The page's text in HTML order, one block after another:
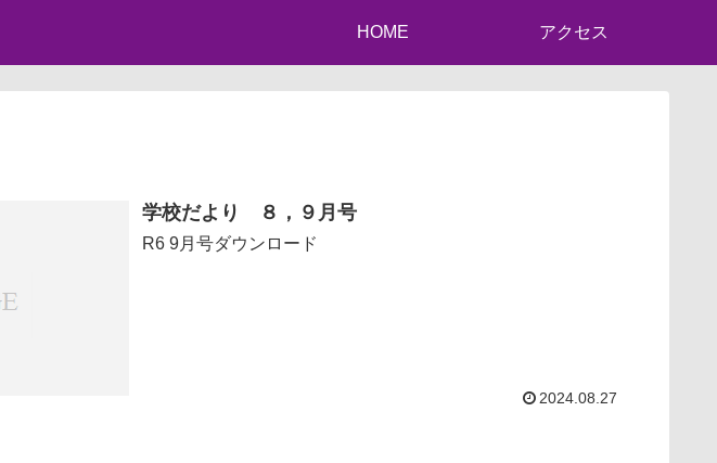
HOME アクセス
学校だより ８，９月号
R6 9月号ダウンロード
2024.08.27